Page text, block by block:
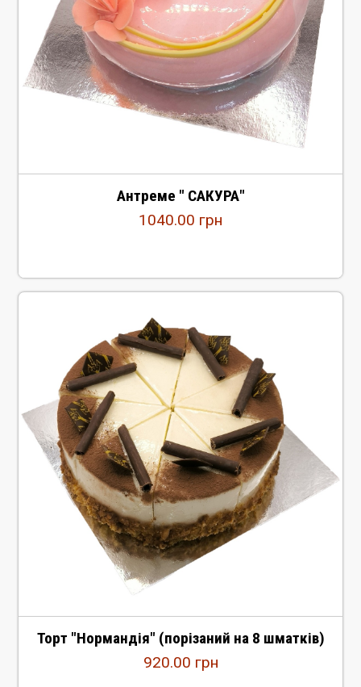
Антреме " САКУРА"
1040.00 грн
Торт "Нормандія" (порізаний на 8 шматків)
920.00 грн